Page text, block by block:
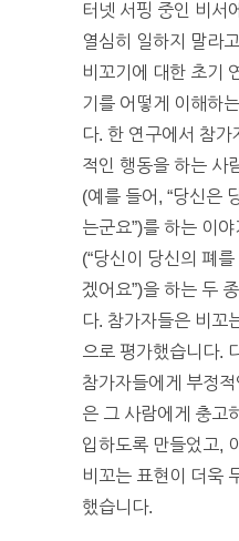
터넷 서핑 중인 비서
열심히 일하지 말라
비꼬기에 대한 초기
기를 어떻게 이해하
다. 한 연구에서 참
적인 행동을 하는 사
(예를 들어, “당신은
는군요”)를 하는 이
(“당신이 당신의 폐
겠어요”)을 하는 두
다. 참가자들은 비꼬
으로 평가했습니다.
참가자들에게 부정
은 그 사람에게 충고
입하도록 만들었고,
비꼬는 표현이 더욱
했습니다.